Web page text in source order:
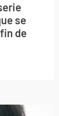
se
de